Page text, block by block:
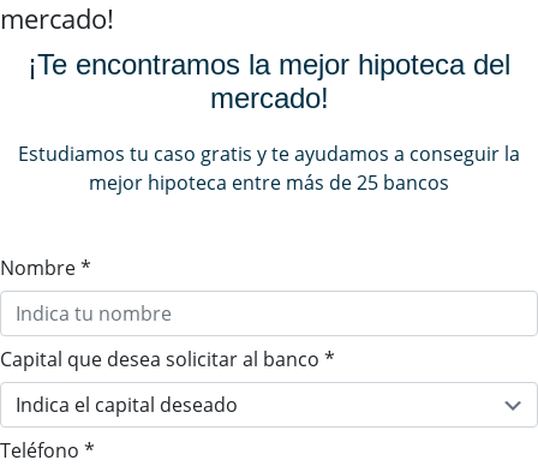
mercado!
¡Te encontramos la mejor hipoteca del
mercado!
Estudiamos tu caso gratis y te ayudamos a conseguir la
mejor hipoteca entre más de 25 bancos
Nombre*
Capital que desea solicitar al banco *
Teléfono *